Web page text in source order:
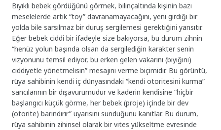
Bıyıklı bebek gördüğünü görmek, bilinçaltında kişinin bazı
meselelerde artık “toy” davranamayacağını, yeni girdiği bir
yolda bile sarsılmaz bir duruş sergilemesi gerektiğini yansıtır.
Eğer bebek ciddi bir ifadeyle size bakıyorsa, bu durum zihnin
“henüz yolun başında olsan da sergilediğin karakter senin
vizyonunu temsil ediyor, bu erken gelen vakarını (bıyığını)
ciddiyetle yönetmelisin” mesajını verme biçimidir. Bu görüntü,
rüya sahibinin kendi iç dünyasındaki “kendi otoritesini kurma”
sancılarının bir dışavurumudur ve kaderin kendisine “hiçbir
başlangıcı küçük görme, her bebek (proje) içinde bir dev
(otorite) barındırır” uyarısını sunduğunu kanıtlar. Bu durum,
rüya sahibinin zihinsel olarak bir vites yükseltme evresinde